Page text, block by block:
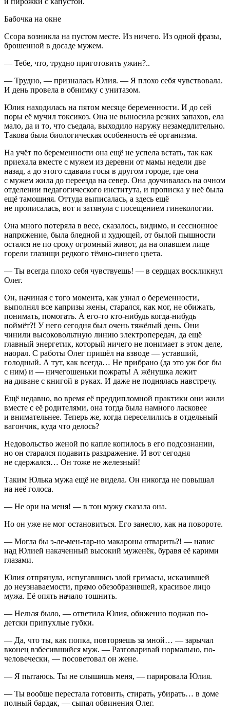
Бабочка на окне
Ссора возникла на пустом месте. Из ничего. Из одной фразы,
брошенной в досаде мужем.
— Тебе, что, трудно приготовить ужин?..
— Трудно, — призналась Юлия. — Я плохо себя чувствовала.
И день провела в обнимку с унитазом.
Юлия находилась на пятом месяце беременности. И до сей
поры её мучил токсикоз. Она не выносила резких запахов, ела
мало, да и то, что съедала, выходило наружу незамедлительно.
Такова была биологическая особенность её организма.
На учёт по беременности она ещё не успела встать, так как
приехала вместе с мужем из деревни от мамы недели две
назад, а до этого сдавала госы в другом городе, где она
с мужем жила до переезда на север. Она доучивалась на очном
отделении педагогического института, и прописка у неё была
ещё тамошняя. Оттуда выписалась, а здесь ещё
не прописалась, вот и затянула с посещением гинекологии.
Она много потеряла в весе, сказалось, видимо, и сессионное
напряжение, была бледной и худющей, от былой пышности
остался не по сроку огромный живот, да на опавшем лице
горели глазищи редкого тёмно-синего цвета.
— Ты всегда плохо себя чувствуешь! — в сердцах воскликнул
Олег.
Он, начиная с того момента, как узнал о беременности,
выполнял все капризы жены, старался, как мог, не обижать,
понимать, помогать. А его-то кто-нибудь когда-нибудь
поймёт?! У него сегодня был очень тяжёлый день. Они
чинили высоковольтную линию электропередач, да ещё
главный энергетик, который ничего не понимает в этом деле,
наорал. С работы Олег пришёл на взводе — уставший,
голодный. А тут, как всегда… Не прибрано (да это уж бог бы
с ним) и — ничегошеньки пожрать! А жёнушка лежит
на диване с книгой в руках. И даже не поднялась навстречу.
Ещё недавно, во время её преддипломной практики они жили
вместе с её родителями, она тогда была намного ласковее
и внимательнее. Теперь же, когда переселились в отдельный
вагончик, куда что делось?
Недовольство женой по капле копилось в его подсознании,
но он старался подавить раздражение. И вот сегодня
не сдержался… Он тоже не железный!
Таким Юлька мужа ещё не видела. Он никогда не повышал
на неё голоса.
— Не ори на меня! — в тон мужу сказала она.
Но он уже не мог остановиться. Его занесло, как на повороте.
— Могла бы э-ле-мен-тар-но макароны отварить?! — навис
над Юлией накаченный высокий муженёк, буравя её карими
глазами.
Юлия отпрянула, испугавшись злой гримасы, исказившей
до неузнаваемости, прямо обезобразившей, красивое лицо
мужа. Её опять начало тошнить.
— Нельзя было, — ответила Юлия, обиженно поджав по-
детски припухлые губки.
— Да, что ты, как попка, повторяешь за мной… — зарычал
вконец взбесившийся муж. — Разговаривай нормально, по-
человечески, — посоветовал он жене.
— Я пытаюсь. Ты не слышишь меня, — парировала Юлия.
— Ты вообще перестала готовить, стирать, убирать… в доме
полный бардак, — сыпал обвинения Олег.